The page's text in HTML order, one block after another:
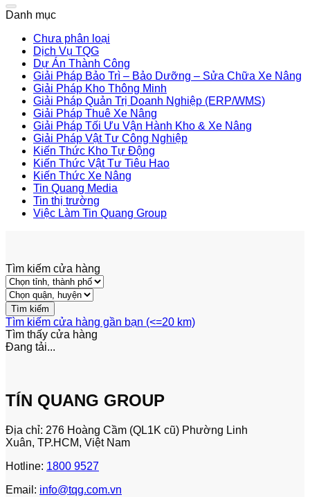
Danh mục
Chưa phân loại
Dịch Vụ TQG
Dự Án Thành Công
Giải Pháp Bảo Trì – Bảo Dưỡng – Sửa Chữa Xe Nâng
Giải Pháp Kho Thông Minh
Giải Pháp Quản Trị Doanh Nghiệp (ERP/WMS)
Giải Pháp Thuê Xe Nâng
Giải Pháp Tối Ưu Vận Hành Kho & Xe Nâng
Giải Pháp Vật Tư Công Nghiệp
Kiến Thức Kho Tự Động
Kiến Thức Vật Tư Tiêu Hao
Kiến Thức Xe Nâng
Tin Quang Media
Tin thị trường
Việc Làm Tin Quang Group
Tìm kiếm cửa hàng
Tìm kiếm cửa hàng gần bạn (<=20 km)
Tìm thấy cửa hàng
Đang tải...
TÍN QUANG GROUP
Địa chỉ: 276 Hoàng Cầm (QL1K cũ) Phường Linh
Xuân, TP.HCM, Việt Nam
Hotline: 1800 9527
Email: info@tqg.com.vn